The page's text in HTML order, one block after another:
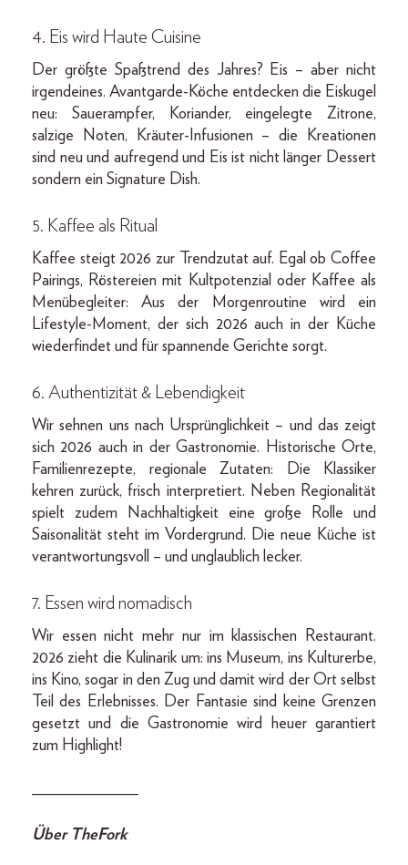
4. Eis wird Haute Cuisine
Der größte Spaßtrend des Jahres? Eis – aber nicht
irgendeines. Avantgarde-Köche entdecken die Eiskugel
neu: Sauerampfer, Koriander, eingelegte Zitrone,
salzige Noten, Kräuter-Infusionen – die Kreationen
sind neu und aufregend und Eis ist nicht länger Dessert
sondern ein Signature Dish.
5. Kaffee als Ritual
Kaffee steigt 2026 zur Trendzutat auf. Egal ob Coffee
Pairings, Röstereien mit Kultpotenzial oder Kaffee als
Menübegleiter: Aus der Morgenroutine wird ein
Lifestyle-Moment, der sich 2026 auch in der Küche
wiederfindet und für spannende Gerichte sorgt.
6. Authentizität & Lebendigkeit
Wir sehnen uns nach Ursprünglichkeit – und das zeigt
sich 2026 auch in der Gastronomie. Historische Orte,
Familienrezepte, regionale Zutaten: Die Klassiker
kehren zurück, frisch interpretiert. Neben Regionalität
spielt zudem Nachhaltigkeit eine große Rolle und
Saisonalität steht im Vordergrund. Die neue Küche ist
verantwortungsvoll – und unglaublich lecker.
7. Essen wird nomadisch
Wir essen nicht mehr nur im klassischen Restaurant.
2026 zieht die Kulinarik um: ins Museum, ins Kulturerbe,
ins Kino, sogar in den Zug und damit wird der Ort selbst
Teil des Erlebnisses. Der Fantasie sind keine Grenzen
gesetzt und die Gastronomie wird heuer garantiert
zum Highlight!
_____________
Über TheFork